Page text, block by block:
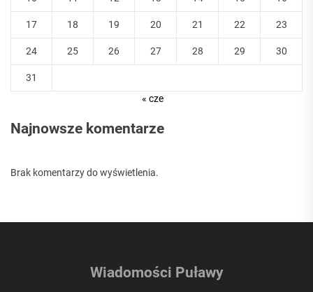
17 18 19 20 21 22 23
24 25 26 27 28 29 30
31
« cze
Najnowsze komentarze
Brak komentarzy do wyświetlenia.
Wiadomości Puławy